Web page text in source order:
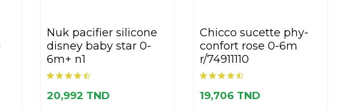
nuk pacifier silicone
disney baby star 0-
6m+ n1
20,992 TND
chicco sucette phy-
confort rose 0-6m
r/74911110
19,706 TND